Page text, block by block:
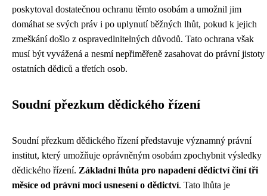
poskytoval dostatečnou ochranu těmto osobám a umožnil jim
domáhat se svých práv i po uplynutí běžných lhůt, pokud k jejich
zmeškání došlo z ospravedlnitelných důvodů. Tato ochrana však
musí být vyvážená a nesmí nepřiměřeně zasahovat do právní jistoty
ostatních dědiců a třetích osob.
Soudní přezkum dědického řízení
Soudní přezkum dědického řízení představuje významný právní
institut, který umožňuje oprávněným osobám zpochybnit výsledky
dědického řízení. Základní lhůta pro napadení dědictví činí tři
měsíce od právní moci usnesení o dědictví. Tato lhůta je